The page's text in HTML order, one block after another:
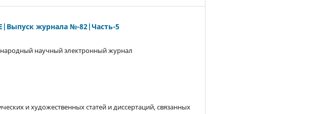
журнала №-82|Часть-5
научный электронный журнал
и художественных статей и диссертаций, связанных